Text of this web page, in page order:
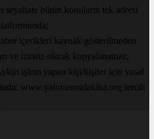
seyahate bütün konuların tek adresi
içerikleri kaynak gösterilmeden
ve izinsiz olarak kopyalanamaz,
işlem yapan kişi/kişiler için yasal
www.yalovasondakika.org tercih